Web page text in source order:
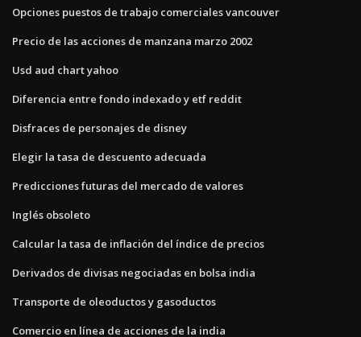
Opciones puestos de trabajo comerciales vancouver
Precio de las acciones de manzana marzo 2002
Usd aud chart yahoo
Diferencia entre fondo indexado y etf reddit
Disfraces de personajes de disney
Elegir la tasa de descuento adecuada
Predicciones futuras del mercado de valores
Inglés obsoleto
Calcular la tasa de inflación del índice de precios
Derivados de divisas negociadas en bolsa india
Transporte de oleoductos y gasoductos
Comercio en línea de acciones de la india